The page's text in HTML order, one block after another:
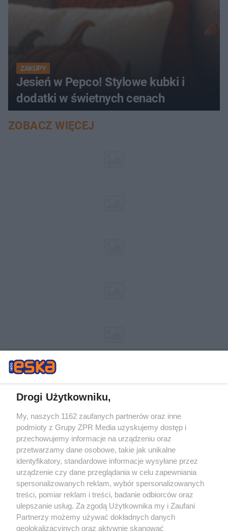
ZAKUPY
Jesień w Pepco! Stylowe kubki i
dodatki w świetnych cenach
ZOBACZ WIĘCEJ
Żaden utwór zamieszczony w serwisie nie może być powielany i
rozpowszechniany lub dalej rozpowszechniany w jakikolwiek sposób (w
tym także elektroniczny lub mechaniczny) na jakimkolwiek polu
eksploatacji w jakiejkolwiek formie, włącznie z umieszczaniem w
Internecie bez pisemnej zgody właściciela praw. Jakiekolwiek użycie lub
wykorzystanie utworów w całości lub w części z naruszeniem prawa,
tzn. bez właściwej zgody, jest zabronione pod groźbą kary i może być
ścigane prawnie.
Drogi Użytkowniku,
My, naszych 1162 zaufanych partnerów oraz inne
podmioty z Grupy ZPR Media uzyskujemy dostęp i
przechowujemy informacje na urządzeniu oraz
przetwarzamy dane osobowe, takie jak unikalne
identyfikatory, standardowe informacje wysyłane przez
urządzenie czy dane przeglądania w celu zapewniania
spersonalizowanych reklam, wybór spersonalizowanych
treści, pomiar reklam i treści, badanie odbiorców oraz
ulepszanie usług. Za zgodą Użytkownika my i Zaufani
Partnerzy możemy używać dokładnych danych
geolokalizacyjnych oraz aktywnie skanować